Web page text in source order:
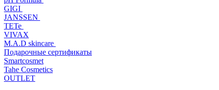
GIGI
JANSSEN
TETe
VIVAX
M.A.D skincare
Подарочные сертификаты
Smartcosmet
Tahe Cosmetics
OUTLET